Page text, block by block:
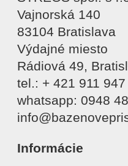
Vajnorská 140
83104 Bratislava
Výdajné miesto
Rádiová 49,
tel.: + 421 911
whatsapp: 0948
Informácie